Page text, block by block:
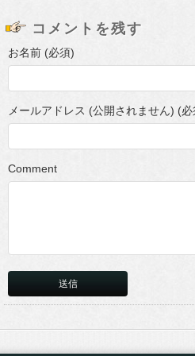
コメントを残す
お名前 (必須)
メールアドレス (公開されません) (必
Comment